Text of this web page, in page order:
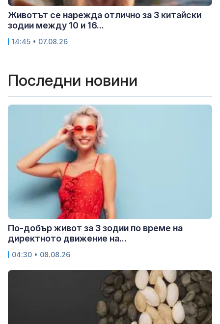
Животът се нарежда отлично за 3 китайски
зодии между 10 и 16...
14:45 • 07.08.26
Последни новини
По-добър живот за 3 зодии по време на
директното движение на...
04:30 • 08.08.26